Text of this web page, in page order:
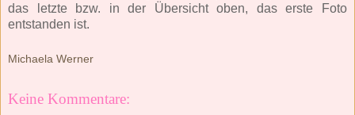
das letzte bzw. in der Übersicht oben, das erste Foto
entstanden ist.
Michaela Werner
Keine Kommentare: